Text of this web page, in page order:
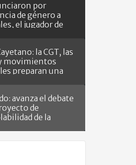
por
de género a
el jugador de
la CGT, las
movimientos
preparan una
avanza el debate
de
de la